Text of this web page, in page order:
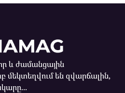
և ժամանցային
մեկտեղվում են զվարճալին,